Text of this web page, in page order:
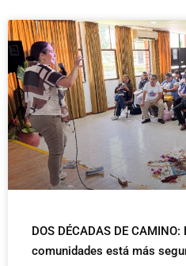
DOS DÉCADAS DE
comunidades está más